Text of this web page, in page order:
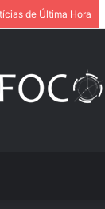
de Última Hora